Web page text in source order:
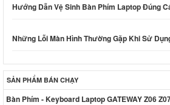
Hướng Dẫn Vệ Sinh Bàn Phím Laptop Đúng
Những Lỗi Màn Hình Thường Gặp Khi Sử
SẢN PHẨM BÁN CHẠY
Bàn Phím - Keyboard Laptop GATEWAY Z06